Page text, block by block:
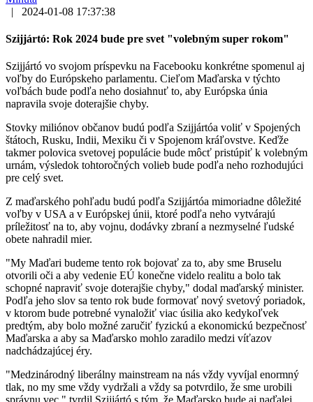
|
2024-01-08 17:37:38
Szijjártó: Rok 2024 bude pre svet "volebným super rokom"
Szijjártó vo svojom príspevku na Facebooku konkrétne spomenul aj
voľby do Európskeho parlamentu. Cieľom Maďarska v týchto
voľbách bude podľa neho dosiahnuť to, aby Európska únia
napravila svoje doterajšie chyby.
Stovky miliónov občanov budú podľa Szijjártóa voliť v Spojených
štátoch, Rusku, Indii, Mexiku či v Spojenom kráľovstve. Keďže
takmer polovica svetovej populácie bude môcť pristúpiť k volebným
urnám, výsledok tohtoročných volieb bude podľa neho rozhodujúci
pre celý svet.
Z maďarského pohľadu budú podľa Szijjártóa mimoriadne dôležité
voľby v USA a v Európskej únii, ktoré podľa neho vytvárajú
príležitosť na to, aby vojnu, dodávky zbraní a nezmyselné ľudské
obete nahradil mier.
"My Maďari budeme tento rok bojovať za to, aby sme Bruselu
otvorili oči a aby vedenie EÚ konečne videlo realitu a bolo tak
schopné napraviť svoje doterajšie chyby," dodal maďarský minister.
Podľa jeho slov sa tento rok bude formovať nový svetový poriadok,
v ktorom bude potrebné vynaložiť viac úsilia ako kedykoľvek
predtým, aby bolo možné zaručiť fyzickú a ekonomickú bezpečnosť
Maďarska a aby sa Maďarsko mohlo zaradilo medzi víťazov
nadchádzajúcej éry.
"Medzinárodný liberálny mainstream na nás vždy vyvíjal enormný
tlak, no my sme vždy vydržali a vždy sa potvrdilo, že sme urobili